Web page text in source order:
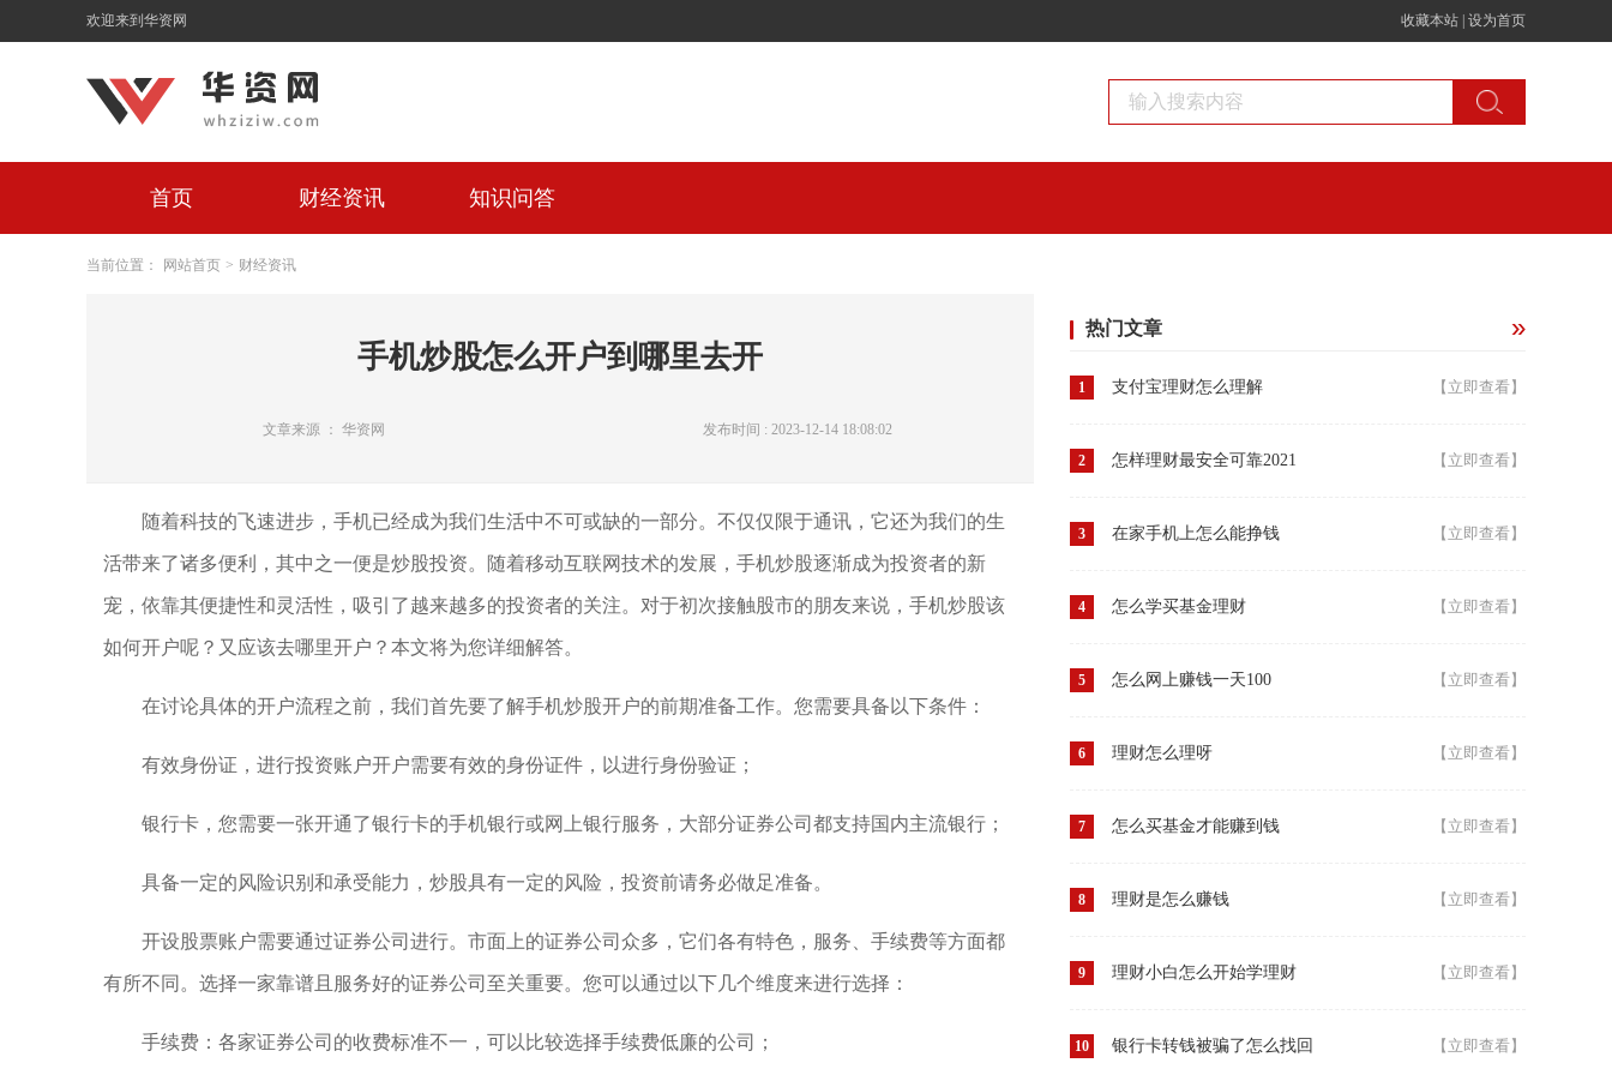
欢迎来到华资网 收藏本站 设为首页
首页 财经资讯 知识问答
当前位置： 网站首页 > 财经资讯
手机炒股怎么开户到哪里去开
文章来源 ： 华资网 发布时间 : 2023-12-14 18:08:02
随着科技的飞速进步，手机已经成为我们生活中不可或缺的一部分。不仅仅限于通讯，它还为我们的生
活带来了诸多便利，其中之一便是炒股投资。随着移动互联网技术的发展，手机炒股逐渐成为投资者的新
宠，依靠其便捷性和灵活性，吸引了越来越多的投资者的关注。对于初次接触股市的朋友来说，手机炒股该
如何开户呢？又应该去哪里开户？本文将为您详细解答。
在讨论具体的开户流程之前，我们首先要了解手机炒股开户的前期准备工作。您需要具备以下条件：
有效身份证，进行投资账户开户需要有效的身份证件，以进行身份验证；
银行卡，您需要一张开通了银行卡的手机银行或网上银行服务，大部分证券公司都支持国内主流银行；
具备一定的风险识别和承受能力，炒股具有一定的风险，投资前请务必做足准备。
开设股票账户需要通过证券公司进行。市面上的证券公司众多，它们各有特色，服务、手续费等方面都
有所不同。选择一家靠谱且服务好的证券公司至关重要。您可以通过以下几个维度来进行选择：
手续费：各家证券公司的收费标准不一，可以比较选择手续费低廉的公司；
热门文章
1 支付宝理财怎么理解 【立即查看】
2 怎样理财最安全可靠2021 【立即查看】
3 在家手机上怎么能挣钱 【立即查看】
4 怎么学买基金理财 【立即查看】
5 怎么网上赚钱一天100 【立即查看】
6 理财怎么理呀 【立即查看】
7 怎么买基金才能赚到钱 【立即查看】
8 理财是怎么赚钱 【立即查看】
9 理财小白怎么开始学理财 【立即查看】
10 银行卡转钱被骗了怎么找回 【立即查看】